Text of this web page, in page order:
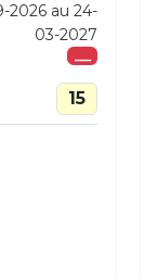
2026 au 24-
03-2027
___
15